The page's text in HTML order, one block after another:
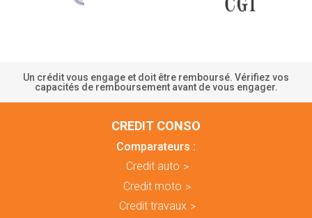
Un crédit vous engage et doit être remboursé. Vérifiez vos
capacités de remboursement avant de vous engager.
CREDIT CONSO
Comparateurs :
Credit auto
Credit moto
Credit travaux